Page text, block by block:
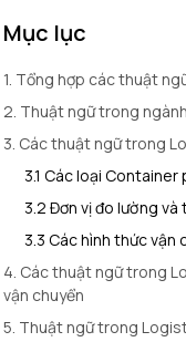
Mục lục
1. Tổng hợp các thuật
2. Thuật ngữ trong
3. Các thuật ngữ trong
3.1 Các loại Container
3.2 Đơn vị đo lường
3.3 Các hình thức
4. Các thuật ngữ trong
vận chuyển
5. Thuật ngữ trong